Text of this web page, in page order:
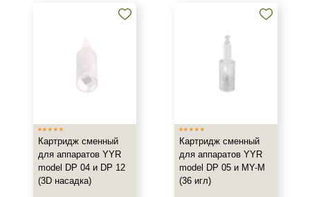
Картридж сменный
для аппаратов YYR
model DP 04 и DP 12
(3D насадка)
Картридж сменный
для аппаратов YYR
model DP 05 и MY-M
(36 игл)